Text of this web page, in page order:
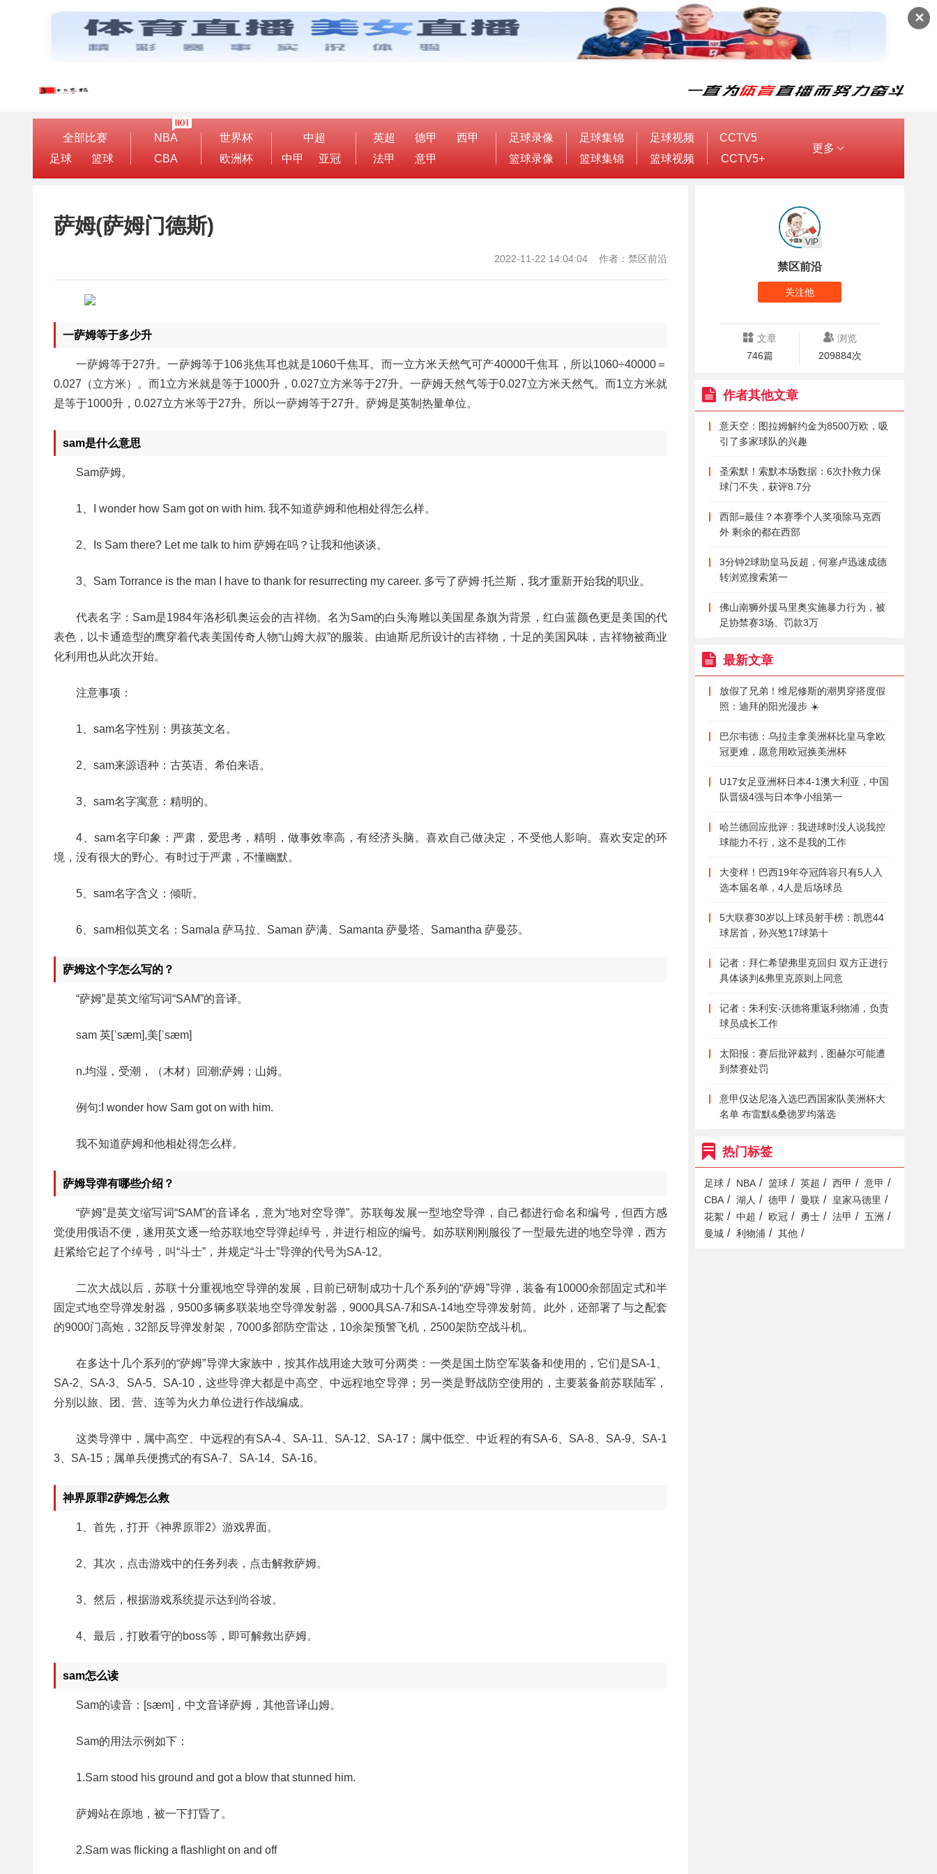
✕
全部比赛
足球
篮球
NBA
CBA
世界杯
欧洲杯
中超
中甲
亚冠
英超 德甲
西甲
法甲
意甲
足球录像
篮球录像
足球集锦
篮球集锦
足球视频
篮球视频
CCTV5
CCTV5+
更多
萨姆(萨姆门德斯)
2022-11-22 14:04:04 作者：禁区前沿
一萨姆等于多少升
一萨姆等于27升。一萨姆等于106兆焦耳也就是1060千焦耳。而一立方米天然气可产40000千焦耳，所以1060÷40000＝
0.027（立方米）。而1立方米就是等于1000升，0.027立方米等于27升。一萨姆天然气等于0.027立方米天然气。而1立方米就
是等于1000升，0.027立方米等于27升。所以一萨姆等于27升。萨姆是英制热量单位。
sam是什么意思
Sam萨姆。
1、I wonder how Sam got on with him. 我不知道萨姆和他相处得怎么样。
2、Is Sam there? Let me talk to him 萨姆在吗？让我和他谈谈。
3、Sam Torrance is the man I have to thank for resurrecting my career. 多亏了萨姆·托兰斯，我才重新开始我的职业。
代表名字：Sam是1984年洛杉矶奥运会的吉祥物。名为Sam的白头海雕以美国星条旗为背景，红白蓝颜色更是美国的代
表色，以卡通造型的鹰穿着代表美国传奇人物“山姆大叔”的服装。由迪斯尼所设计的吉祥物，十足的美国风味，吉祥物被商业
化利用也从此次开始。
注意事项：
1、sam名字性别：男孩英文名。
2、sam来源语种：古英语、希伯来语。
3、sam名字寓意：精明的。
4、sam名字印象：严肃，爱思考，精明，做事效率高，有经济头脑。喜欢自己做决定，不受他人影响。喜欢安定的环
境，没有很大的野心。有时过于严肃，不懂幽默。
5、sam名字含义：倾听。
6、sam相似英文名：Samala 萨马拉、Saman 萨满、Samanta 萨曼塔、Samantha 萨曼莎。
萨姆这个字怎么写的？
“萨姆”是英文缩写词“SAM”的音译。
sam 英[ˈsæm],美[ˈsæm]
n.均湿，受潮，（木材）回潮;萨姆；山姆。
例句:I wonder how Sam got on with him.
我不知道萨姆和他相处得怎么样。
萨姆导弹有哪些介绍？
“萨姆”是英文缩写词“SAM”的音译名，意为“地对空导弹”。苏联每发展一型地空导弹，自己都进行命名和编号，但西方感
觉使用俄语不便，遂用英文逐一给苏联地空导弹起绰号，并进行相应的编号。如苏联刚刚服役了一型最先进的地空导弹，西方
赶紧给它起了个绰号，叫“斗士”，并规定“斗士”导弹的代号为SA-12。
二次大战以后，苏联十分重视地空导弹的发展，目前已研制成功十几个系列的“萨姆”导弹，装备有10000余部固定式和半
固定式地空导弹发射器，9500多辆多联装地空导弹发射器，9000具SA-7和SA-14地空导弹发射筒。此外，还部署了与之配套
的9000门高炮，32部反导弹发射架，7000多部防空雷达，10余架预警飞机，2500架防空战斗机。
在多达十几个系列的“萨姆”导弹大家族中，按其作战用途大致可分两类：一类是国土防空军装备和使用的，它们是SA-1、
SA-2、SA-3、SA-5、SA-10，这些导弹大都是中高空、中远程地空导弹；另一类是野战防空使用的，主要装备前苏联陆军，
分别以旅、团、营、连等为火力单位进行作战编成。
这类导弹中，属中高空、中远程的有SA-4、SA-11、SA-12、SA-17；属中低空、中近程的有SA-6、SA-8、SA-9、SA-1
3、SA-15；属单兵便携式的有SA-7、SA-14、SA-16。
神界原罪2萨姆怎么救
1、首先，打开《神界原罪2》游戏界面。
2、其次，点击游戏中的任务列表，点击解救萨姆。
3、然后，根据游戏系统提示达到尚谷坡。
4、最后，打败看守的boss等，即可解救出萨姆。
sam怎么读
Sam的读音：[sæm]，中文音译萨姆，其他音译山姆。
Sam的用法示例如下：
1.Sam stood his ground and got a blow that stunned him.
萨姆站在原地，被一下打昏了。
2.Sam was flicking a flashlight on and off
禁区前沿
VIP
关注他
文章
746篇
浏览
209884次
作者其他文章
意天空：图拉姆解约金为8500万欧，吸
引了多家球队的兴趣
圣索默！索默本场数据：6次扑救力保
球门不失，获评8.7分
西部=最佳？本赛季个人奖项除马克西
外 剩余的都在西部
3分钟2球助皇马反超，何塞卢迅速成德
转浏览搜索第一
佛山南狮外援马里奥实施暴力行为，被
足协禁赛3场、罚款3万
最新文章
放假了兄弟！维尼修斯的潮男穿搭度假
照：迪拜的阳光漫步 ☀️
巴尔韦德：乌拉圭拿美洲杯比皇马拿欧
冠更难，愿意用欧冠换美洲杯
U17女足亚洲杯日本4-1澳大利亚，中国
队晋级4强与日本争小组第一
哈兰德回应批评：我进球时没人说我控
球能力不行，这不是我的工作
大变样！巴西19年夺冠阵容只有5人入
选本届名单，4人是后场球员
5大联赛30岁以上球员射手榜：凯恩44
球居首，孙兴慜17球第十
记者：拜仁希望弗里克回归 双方正进行
具体谈判&弗里克原则上同意
记者：朱利安-沃德将重返利物浦，负责
球员成长工作
太阳报：赛后批评裁判，图赫尔可能遭
到禁赛处罚
意甲仅达尼洛入选巴西国家队美洲杯大
名单 布雷默&桑德罗均落选
热门标签
足球 / NBA / 篮球 / 英超 / 西甲 / 意甲 /
CBA / 湖人 / 德甲 / 曼联 / 皇家马德里 /
花絮 / 中超 / 欧冠 / 勇士 / 法甲 / 五洲 /
曼城 / 利物浦 / 其他 /